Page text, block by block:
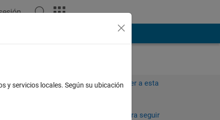
Iniciar sesión para responder a esta
Iniciar sesión para seguir
y servicios locales. Según su ubicación